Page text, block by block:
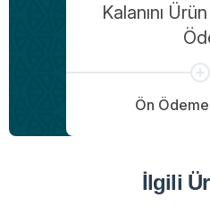
Kalanını
Ön Ödeme
İlgili